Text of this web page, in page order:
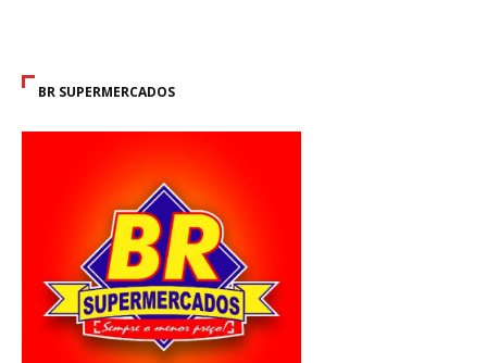
BR SUPERMERCADOS